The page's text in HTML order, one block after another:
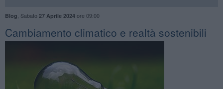
Blog Sabato 27 Aprile 2024ore 09:00
Cambiamento climatico e realtà sostenibili